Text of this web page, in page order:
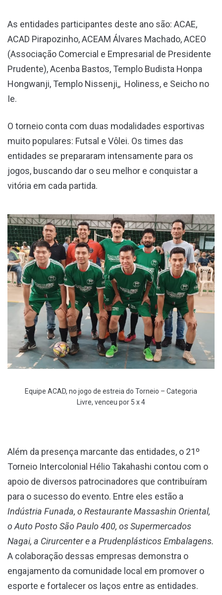
As entidades participantes deste ano são: ACAE,
ACAD Pirapozinho, ACEAM Álvares Machado, ACEO
(Associação Comercial e Empresarial de Presidente
Prudente), Acenba Bastos, Templo Budista Honpa
Hongwanji, Templo Nissenji,, Holiness, e Seicho no
Ie.
O torneio conta com duas modalidades esportivas
muito populares: Futsal e Vôlei. Os times das
entidades se prepararam intensamente para os
jogos, buscando dar o seu melhor e conquistar a
vitória em cada partida.
Equipe ACAD, no jogo de estreia do Torneio – Categoria
Livre, venceu por 5 x 4
Além da presença marcante das entidades, o 21º
Torneio Intercolonial Hélio Takahashi contou com o
apoio de diversos patrocinadores que contribuíram
para o sucesso do evento. Entre eles estão a
Indústria Funada, o Restaurante Massashin Oriental,
o Auto Posto São Paulo 400, os Supermercados
Nagai, a Cirurcenter e a Prudenplásticos Embalagens.
A colaboração dessas empresas demonstra o
engajamento da comunidade local em promover o
esporte e fortalecer os laços entre as entidades.